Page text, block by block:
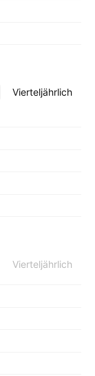
Vierteljährlich
Vierteljährlich